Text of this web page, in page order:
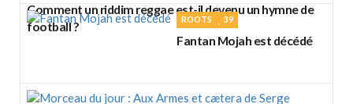
Comment un riddim reggae est-il devenu un hymne de
football ?
ROOTS 39
Fantan Mojah est décédé